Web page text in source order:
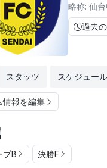
略称: 仙台
過去
スタッツ スケジュール
情報を編集
プB 決勝F